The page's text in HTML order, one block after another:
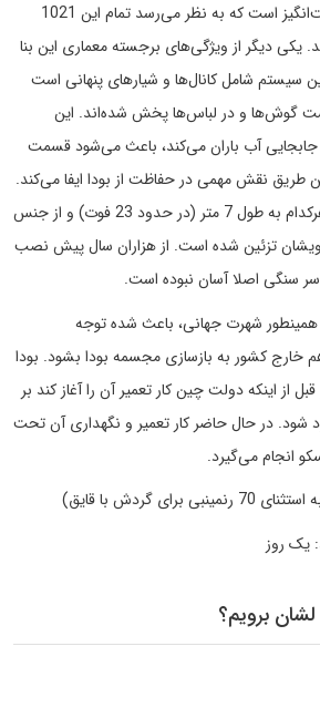
و این مهارت به حدی شگفت‌انگیز است که به نظر می‌رسد تمام این 1021
یکی دیگر از ویژگی‌های برجسته معماری این بنا
شامل کانال‌ها و شیارهای پنهانی است
گوش‌ها و در لباس‌ها پخش شده‌اند. این
آب باران می‌کند، باعث می‌شود قسمت
طریق نقش مهمی در حفاظت از بودا ایفا می‌کند.
یک جفت گوش بزرگ که هرکدام به طول 7 متر (در حدود 23 فوت) و از جنس
تزئین شده است. از هزاران سال پیش نصب
سنگی اصلا آسان نبوده است.
شهرت جهانی، باعث شده توجه
خارج کشور به بازسازی مجسمه بودا بشود. بودا
بود در سال 1963 و قبل از اینکه دولت چین کار تعمیر آن را آغاز کند بر
شود. در حال حاضر کار تعمیر و نگهداری آن تحت
انجام می‌گیرد.
یک روز
برویم؟